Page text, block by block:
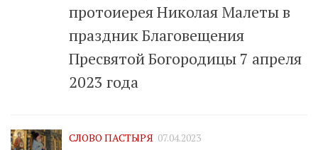
протоиерея Николая Малеты в
праздник Благовещения
Пресвятой Богородицы 7 апреля
2023 года
СЛОВО ПАСТЫРЯ 07.04.2023